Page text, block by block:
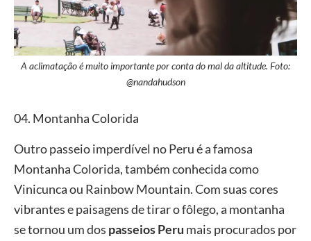
A aclimatação é muito importante por conta do mal da altitude. Foto:
@nandahudson
04. Montanha Colorida
Outro passeio imperdível no Peru é a famosa
Montanha Colorida, também conhecida como
Vinicunca ou Rainbow Mountain. Com suas cores
vibrantes e paisagens de tirar o fôlego, a montanha
se tornou um dos passeios Peru mais procurados por